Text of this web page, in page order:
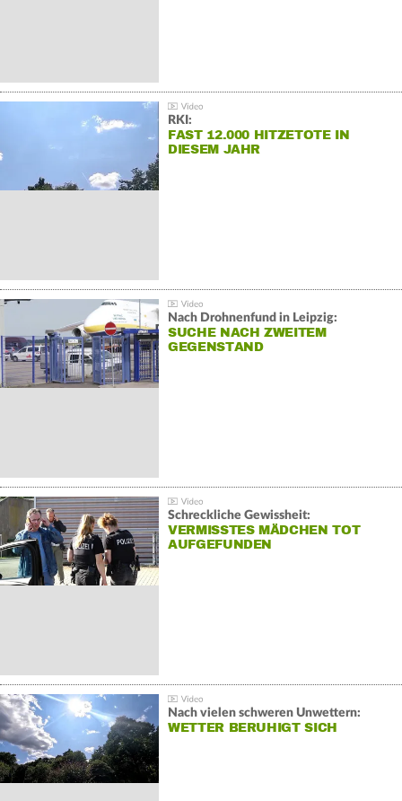
RKI:
FAST 12.000 HITZETOTE IN
DIESEM JAHR
Nach Drohnenfund in Leipzig:
SUCHE NACH ZWEITEM
GEGENSTAND
Schreckliche Gewissheit:
VERMISSTES MÄDCHEN TOT
AUFGEFUNDEN
Nach vielen schweren Unwettern:
WETTER BERUHIGT SICH